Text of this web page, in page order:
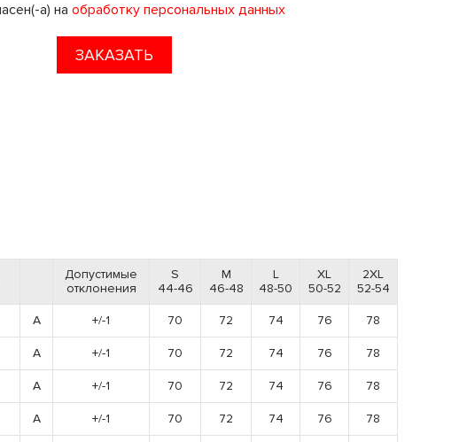
а) на обработку персональных данных
ЗАКАЗАТЬ
Допустимые
отклонения
S
44-46
M
46-48
L
48-50
XL
50-52
2XL
52-54
A +/-1 70 72 74 76 78
A +/-1 70 72 74 76 78
A +/-1 70 72 74 76 78
A +/-1 70 72 74 76 78